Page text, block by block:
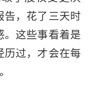
，花了三天时
。这些事看着是
过，才会在每